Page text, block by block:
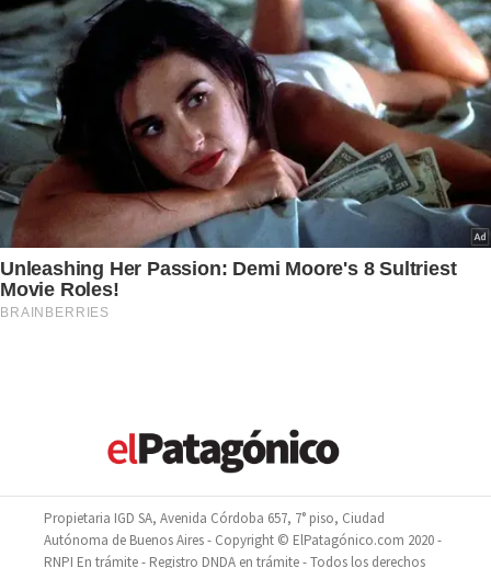
Propietaria IGD SA, Avenida Córdoba 657, 7° piso, Ciudad
Autónoma de Buenos Aires - Copyright © ElPatagónico.com 2020 -
RNPI En trámite - Registro DNDA en trámite - Todos los derechos